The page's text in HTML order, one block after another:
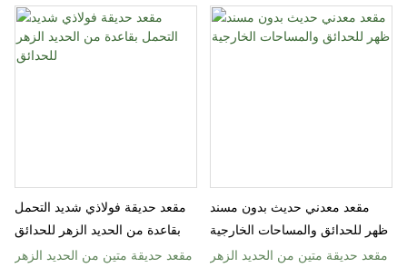
مقعد حديقة فولاذي شديد التحمل
بقاعدة من الحديد الزهر للحدائق
مقعد حديقة متين من الحديد الزهر
مقعد معدني حديث بدون مسند
ظهر للحدائق والمساحات الخارجية
مقعد حديقة متين من الحديد الزهر